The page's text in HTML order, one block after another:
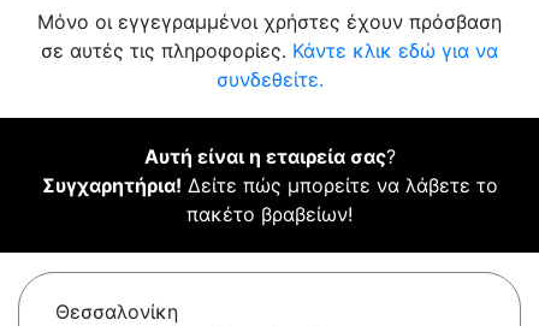
Μόνο οι εγγεγραμμένοι χρήστες έχουν πρόσβαση
σε αυτές τις πληροφορίες. Κάντε κλικ εδώ για να
συνδεθείτε.
Αυτή είναι η εταιρεία σας?
Συγχαρητήρια! Δείτε πώς μπορείτε να λάβετε το
πακέτο βραβείων!
Θεσσαλονίκη